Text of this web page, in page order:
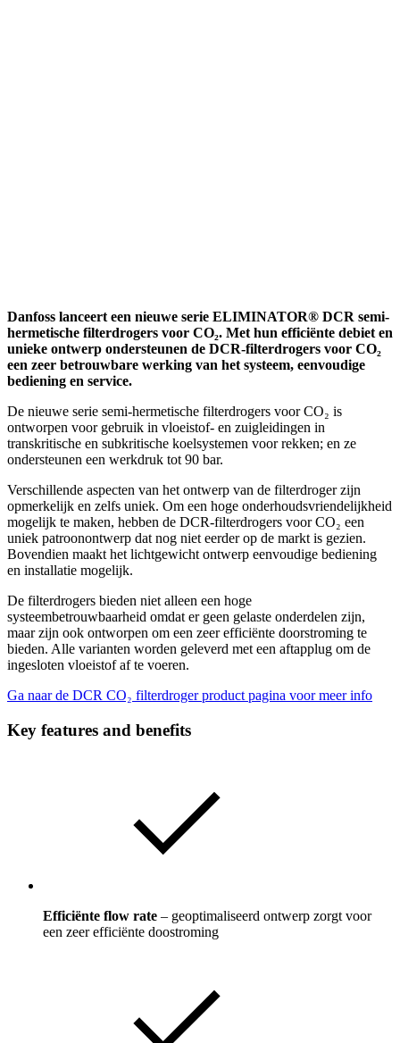
Danfoss lanceert een nieuwe serie ELIMINATOR® DCR semi-
hermetische filterdrogers voor CO₂. Met hun efficiënte debiet en
unieke ontwerp ondersteunen de DCR-filterdrogers voor CO₂
een zeer betrouwbare werking van het systeem, eenvoudige
bediening en service.
De nieuwe serie semi-hermetische filterdrogers voor CO₂ is
ontworpen voor gebruik in vloeistof- en zuigleidingen in
transkritische en subkritische koelsystemen voor rekken; en ze
ondersteunen een werkdruk tot 90 bar.
Verschillende aspecten van het ontwerp van de filterdroger zijn
opmerkelijk en zelfs uniek. Om een hoge onderhoudsvriendelijkheid
mogelijk te maken, hebben de DCR-filterdrogers voor CO₂ een
uniek patroonontwerp dat nog niet eerder op de markt is gezien.
Bovendien maakt het lichtgewicht ontwerp eenvoudige bediening
en installatie mogelijk.
De filterdrogers bieden niet alleen een hoge
systeembetrouwbaarheid omdat er geen gelaste onderdelen zijn,
maar zijn ook ontworpen om een zeer efficiënte doorstroming te
bieden. Alle varianten worden geleverd met een aftapplug om de
ingesloten vloeistof af te voeren.
Ga naar de DCR CO₂ filterdroger product pagina voor meer info
Key features and benefits
Efficiënte flow rate – geoptimaliseerd ontwerp zorgt voor
een zeer efficiënte doostroming